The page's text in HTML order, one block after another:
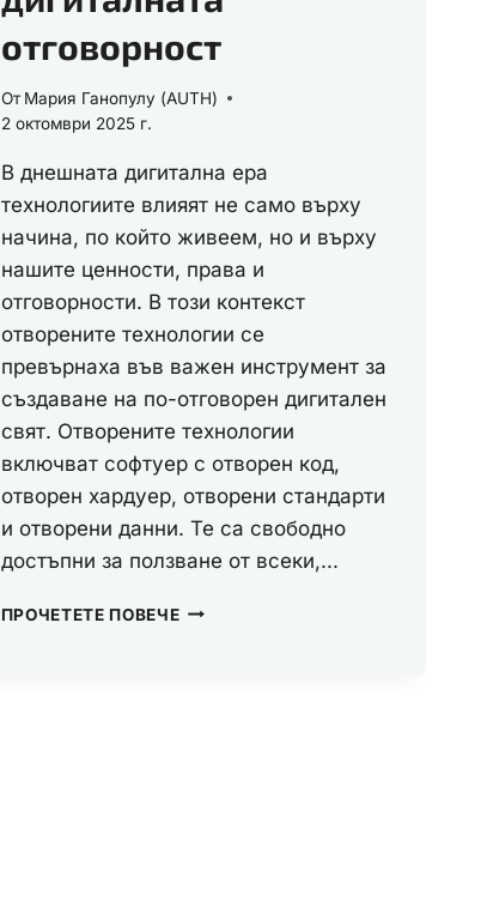
отговорност
От Мария Ганопулу (AUTH)
2 октомври 2025 г.
В днешната дигитална ера
технологиите влияят не само върху
начина, по който живеем, но и върху
нашите ценности, права и
отговорности. В този контекст
отворените технологии се
превърнаха във важен инструмент за
създаване на по-отговорен дигитален
свят. Отворените технологии
включват софтуер с отворен код,
отворен хардуер, отворени стандарти
и отворени данни. Те са свободно
достъпни за ползване от всеки,...
ПРОЧЕТЕТЕ ПОВЕЧЕРОЛЯТА